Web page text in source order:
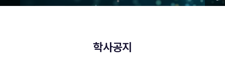
학사공지